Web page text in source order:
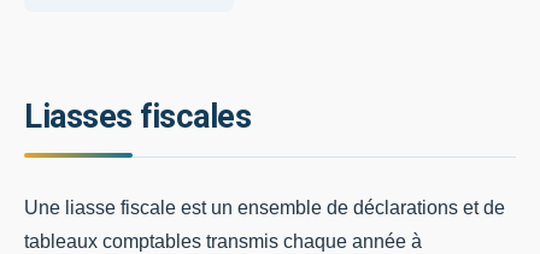
Liasses fiscales
Une liasse fiscale est un ensemble de déclarations et de
tableaux comptables transmis chaque année à